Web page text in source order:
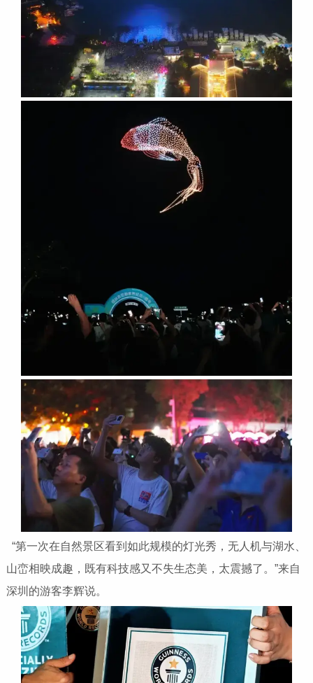
“第一次在自然景区看到如此规模的灯光秀，无人机与湖水、
山峦相映成趣，既有科技感又不失生态美，太震撼了。”来自
深圳的游客李辉说。